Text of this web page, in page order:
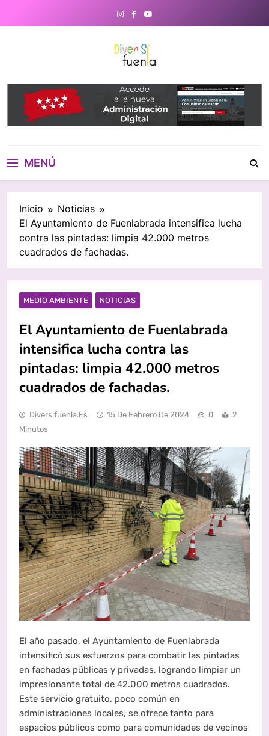
DiverSiFuenla
Diversifuenla – Tu medio digital
de referencia en Fuenlabrada.
Noticias, eventos culturales,
gastronomía y un directorio de
MENÚ
Inicio
Noticias
El Ayuntamiento de Fuenlabrada intensifica lucha
contra las pintadas: limpia 42.000 metros
cuadrados de fachadas.
MEDIO AMBIENTE NOTICIAS
El Ayuntamiento de Fuenlabrada
intensifica lucha contra las
pintadas: limpia 42.000 metros
cuadrados de fachadas.
Diversifuenla.es 15 De Febrero De 2024 0
2
Minutos
El año pasado, el Ayuntamiento de Fuenlabrada
intensificó sus esfuerzos para combatir las pintadas
en fachadas públicas y privadas, logrando limpiar un
impresionante total de 42.000 metros cuadrados.
Este servicio gratuito, poco común en
administraciones locales, se ofrece tanto para
espacios públicos como para comunidades de vecinos